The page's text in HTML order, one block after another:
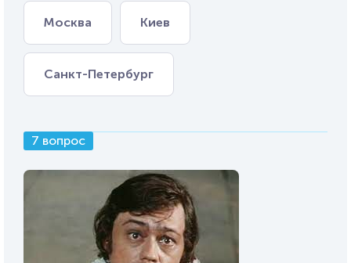
Москва Киев
Санкт-Петербург
7 вопрос